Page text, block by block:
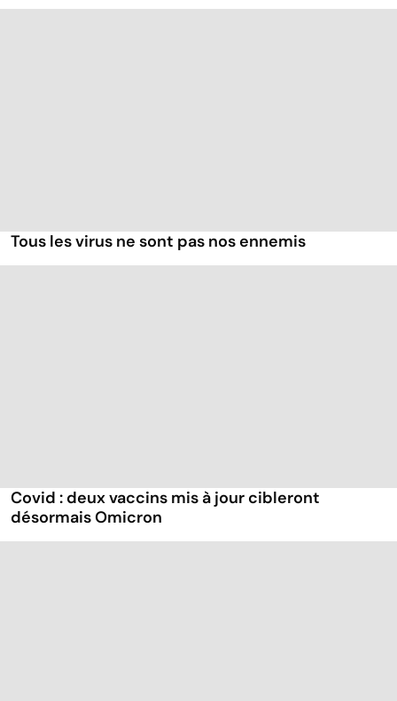
Tous les virus ne sont pas nos ennemis
Covid : deux vaccins mis à jour cibleront
désormais Omicron